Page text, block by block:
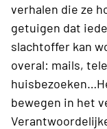
verhalen die ze
getuigen dat
slachtoffer kan
overal: mails,
bewegen in het